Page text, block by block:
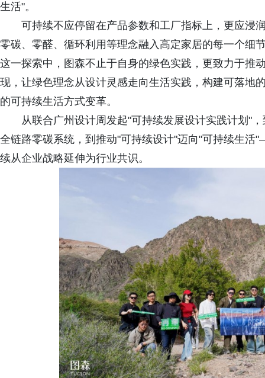
生活"。
可持续不应停留在产品参数和工厂指标上，更应浸
零碳、零醛、循环利用等理念融入高定家居的每一个细
这一探索中，图森不止于自身的绿色实践，更致力于推
现，让绿色理念从设计灵感走向生活实践，构建可落地
的可持续生活方式变革。
从联合广州设计周发起"可持续发展设计实践计划"
全链路零碳系统，到推动"可持续设计"迈向"可持续生
续从企业战略延伸为行业共识。